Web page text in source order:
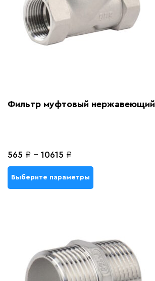
Фильтр муфтовый нержавеющий
565 ₽ - 10615 ₽
Выберите параметры